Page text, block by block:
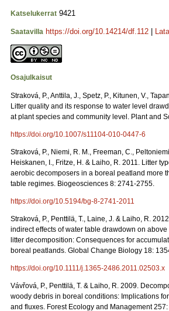
Katselukerrat 9421
Saatavilla https://doi.org/10.14214/df.112
Osajulkaisut
Straková, P., Anttila, J., Spetz, P., Kitunen, V.,
Litter quality and its response to water level
at plant species and community level. Plant and
https://doi.org/10.1007/s11104-010-0447-6
Straková, P., Niemi, R. M., Freeman, C.,
Heiskanen, I., Fritze, H. & Laiho, R. 2011. Litter
aerobic decomposers in a boreal peatland more
table regimes. Biogeosciences 8: 2741-2755.
https://doi.org/10.5194/bg-8-2741-2011
Straková, P., Penttilä, T., Laine, J. & Laiho, R.
indirect effects of water table drawdown on
litter decomposition: Consequences for
boreal peatlands. Global Change Biology 18:
https://doi.org/10.1111/j.1365-2486.2011.02503.x
Vávřová, P., Penttilä, T. & Laiho, R. 2009.
woody debris in boreal conditions: Implications
and fluxes. Forest Ecology and Management